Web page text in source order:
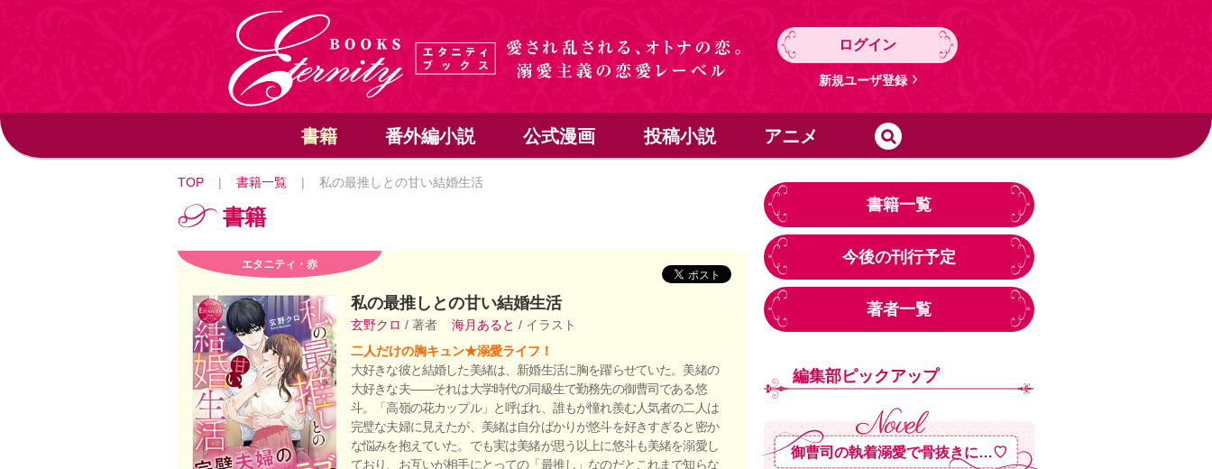
ログイン
新規ユーザ登録
書籍 番外編小説 公式漫画 投稿小説 アニメ
TOP | 書籍一覧 | 私の最推しとの甘い結婚生活
書籍
エタニティ・赤
私の最推しとの甘い結婚生活
玄野クロ / 著者 海月あると / イラスト
二人だけの胸キュン★溺愛ライフ！
大好きな彼と結婚した美緒は、新婚生活に胸を躍らせていた。美緒の
大好きな夫――それは大学時代の同級生で勤務先の御曹司である悠
斗。「高嶺の花カップル」と呼ばれ、誰もが憧れ羨む人気者の二人は
完璧な夫婦に見えたが、美緒は自分ばかりが悠斗を好きすぎると密か
な悩みを抱えていた。でも実は美緒が思う以上に悠斗も美緒を溺愛し
ており、お互いが相手にとっての「最推し」なのだとこれまで知らな
書籍一覧
今後の刊行予定
著者一覧
編集部ピックアップ
御曹司の執着溺愛で骨抜きに…♡